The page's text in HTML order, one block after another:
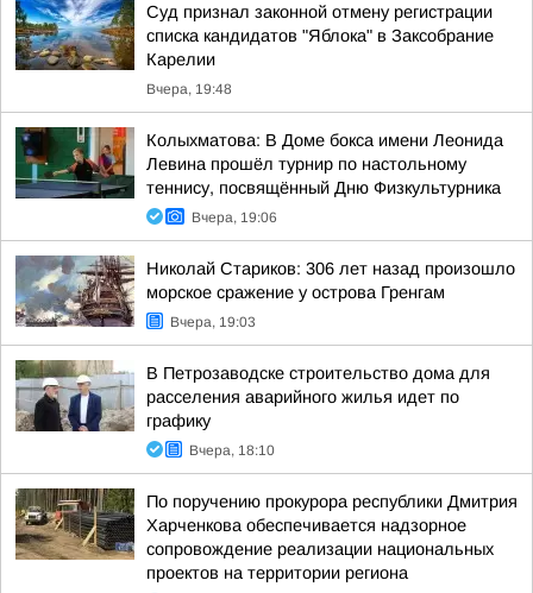
Суд признал законной отмену регистрации
списка кандидатов "Яблока" в Заксобрание
Карелии
Вчера, 19:48
Колыхматова: В Доме бокса имени Леонида
Левина прошёл турнир по настольному
теннису, посвящённый Дню Физкультурника
Вчера, 19:06
Николай Стариков: 306 лет назад произошло
морское сражение у острова Гренгам
Вчера, 19:03
В Петрозаводске строительство дома для
расселения аварийного жилья идет по
графику
Вчера, 18:10
По поручению прокурора республики Дмитрия
Харченкова обеспечивается надзорное
сопровождение реализации национальных
проектов на территории региона